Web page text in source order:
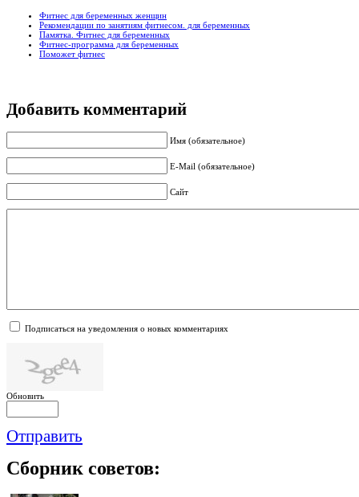
Фитнес для беременных женщин
Рекомендации по занятиям фитнесом. для беременных
Памятка. Фитнес для беременных
Фитнес-программа для беременных
Поможет фитнес
Добавить комментарий
Имя (обязательное)
E-Mail (обязательное)
Сайт
Подписаться на уведомления о новых комментариях
Обновить
Отправить
Сборник советов: